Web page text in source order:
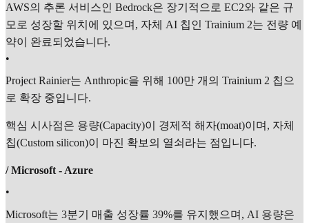
AWS의 추론 서비스인 Bedrock은 장기적으로 EC2와 같은 규
모로 성장할 위치에 있으며, 자체 AI 칩인 Trainium 2는 전량 예
약이 완료되었습니다.
•
Project Rainier는 Anthropic을 위해 100만 개의 Trainium 2 칩으
로 확장 중입니다.
핵심 시사점은 용량(Capacity)이 경제적 해자(moat)이며, 자체
칩(Custom silicon)이 마진 확보의 열쇠라는 점입니다.
/ Microsoft - Azure
•
Microsoft는 3분기 매출 성장률 39%를 유지했으며, AI 용량은